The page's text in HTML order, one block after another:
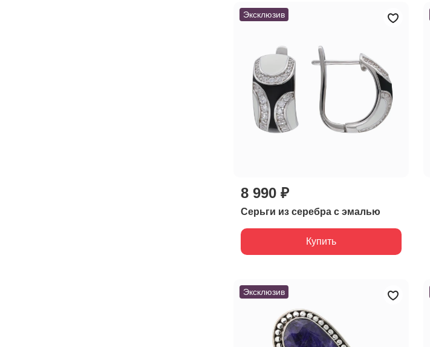
Эксклюзив
8 990 ₽
Серьги из серебра с эмалью
Купить
Эксклюзив